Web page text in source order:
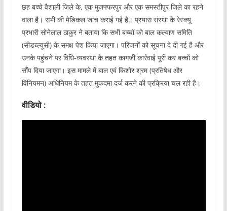
छह बच्चे वैशाली जिले के, एक मुजफ्फरपुर और एक समस्तीपुर जिले का रहने
वाला है। सभी की मेडिकल जांच कराई गई है। प्रयास संस्था के रेस्क्यू
प्रभारी सोनेलाल ठाकुर ने बताया कि सभी बच्चों को बाल कल्याण समिति
(सीडब्ल्यूसी) के समक्ष पेश किया जाएगा। परिजनों को सूचना दे दी गई है और
उनके पहुंचने पर विधि-व्यवस्था के तहत कागजी कार्रवाई पूरी कर बच्चों को
सौंप दिया जाएगा। इस मामले में बाल एवं किशोर श्रम (प्रतिषेध और
विनियमन) अधिनियम के तहत मुकदमा दर्ज करने की प्रक्रिया चल रही है।
वीडियो :